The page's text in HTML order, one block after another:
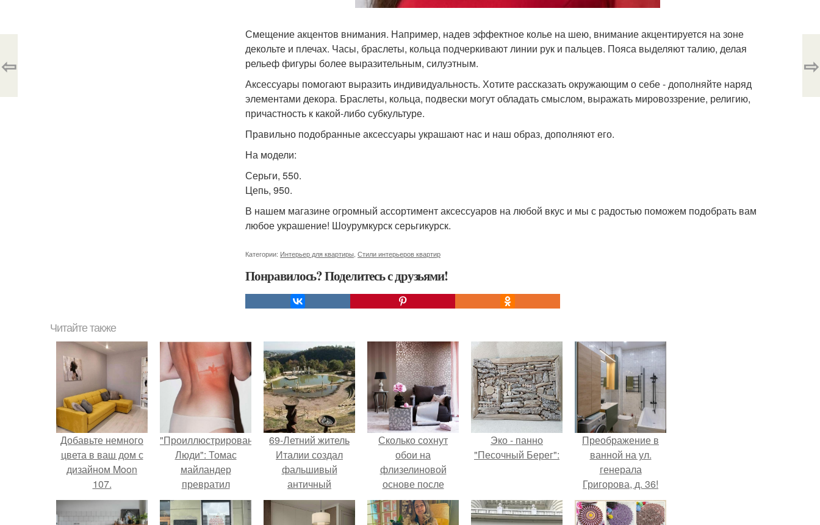
Смещение акцентов внимания. Например, надев эффектное колье на шею, внимание акцентируется на зоне
декольте и плечах. Часы, браслеты, кольца подчеркивают линии рук и пальцев. Пояса выделяют талию, делая
рельеф фигуры более выразительным, силуэтным.
Аксессуары помогают выразить индивидуальность. Хотите рассказать окружающим о себе - дополняйте наряд
элементами декора. Браслеты, кольца, подвески могут обладать смыслом, выражать мировоззрение, религию,
причастность к какой-либо субкультуре.
Правильно подобранные аксессуары украшают нас и наш образ, дополняют его.
На модели:
Серьги, 550.
Цепь, 950.
В нашем магазине огромный ассортимент аксессуаров на любой вкус и мы с радостью поможем подобрать вам
любое украшение! Шоурумкурск серьгикурск.
Категории: Интерьер для квартиры Стили интерьеров квартир
Понравилось? Поделитесь с друзьями!
⇦ ⇨
Читайте также
Добавьте немного
цвета в ваш дом с
дизайном Moon
107.
"Проиллюстрированные
Люди": Томас
майландер
превратил
солнечные ожоги в
арт - объект.
69-Летний житель
Италии создал
фальшивый
античный
амфитеатр и
долгое время
Сколько сохнут
обои на
флизелиновой
основе после
поклейки. Когда
высохнет клей?
Эко - панно
"Песочный Берег":
Преображение в
ванной на ул.
генерала
Григорова, д. 36!